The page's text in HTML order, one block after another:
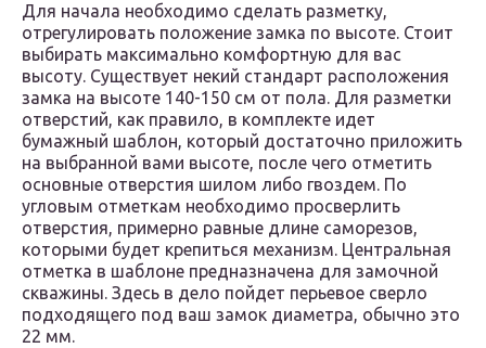
Для начала необходимо сделать разметку,
отрегулировать положение замка по высоте. Стоит
выбирать максимально комфортную для вас
высоту. Существует некий стандарт расположения
замка на высоте 140-150 см от пола. Для разметки
отверстий, как правило, в комплекте идет
бумажный шаблон, который достаточно приложить
на выбранной вами высоте, после чего отметить
основные отверстия шилом либо гвоздем. По
угловым отметкам необходимо просверлить
отверстия, примерно равные длине саморезов,
которыми будет крепиться механизм. Центральная
отметка в шаблоне предназначена для замочной
скважины. Здесь в дело пойдет перьевое сверло
подходящего под ваш замок диаметра, обычно это
22 мм.